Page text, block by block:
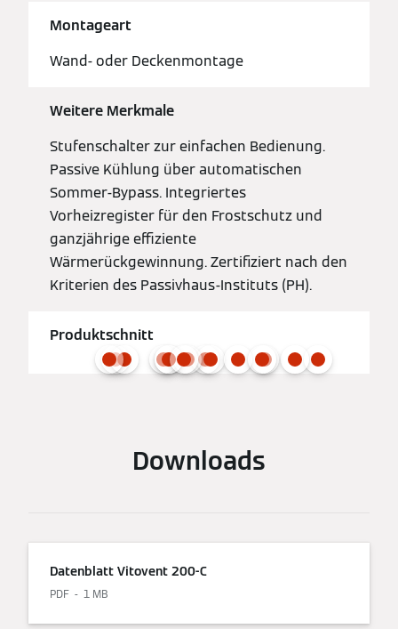
Montageart
Wand- oder Deckenmontage
Weitere Merkmale
Stufenschalter zur einfachen Bedienung.
Passive Kühlung über automatischen
Sommer-Bypass. Integriertes
Vorheizregister für den Frostschutz und
ganzjährige effiziente
Wärmerückgewinnung. Zertifiziert nach den
Kriterien des Passivhaus-Instituts (PH).
Produktschnitt
Downloads
Datenblatt Vitovent 200-C
PDF 1 MB